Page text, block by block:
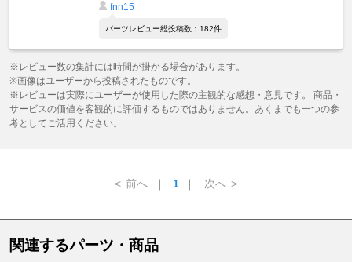
fnn15
パーツレビュー総投稿数：182件
※レビュー数の集計には時間が掛かる場合があります。
※画像はユーザーから投稿されたものです。
※レビューは実際にユーザーが使用した際の主観的な感想・意見です。 商品・
サービスの価値を客観的に評価するものではありません。あくまでも一つの参
考としてご活用ください。
< 前へ ｜ 1 ｜ 次へ >
関連するパーツ・商品